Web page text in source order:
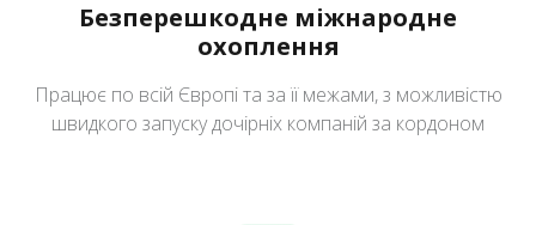
Безперешкодне міжнародне
охоплення
Працює по всій Європі та за її межами, з можливістю
швидкого запуску дочірніх компаній за кордоном